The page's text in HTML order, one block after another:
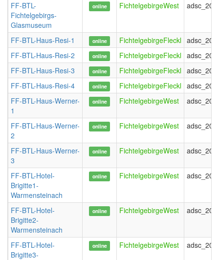
FF-BTL-
Fichtelgebirgs-
Glasmuseum
online FichtelgebirgeWest
FF-BTL-Haus-Resi-1 online FichtelgebirgeFleckl
FF-BTL-Haus-Resi-2
online FichtelgebirgeFleckl
FF-BTL-Haus-Resi-3
online FichtelgebirgeFleckl
FF-BTL-Haus-Resi-4
online FichtelgebirgeFleckl
FF-BTL-Haus-Werner-
1
online FichtelgebirgeWest
FF-BTL-Haus-Werner-
2
online FichtelgebirgeWest
FF-BTL-Haus-Werner-
3
online FichtelgebirgeWest
FF-BTL-Hotel-
Brigitte1-
Warmensteinach
online FichtelgebirgeWest
FF-BTL-Hotel-
Brigitte2-
Warmensteinach
online FichtelgebirgeWest
FF-BTL-Hotel-
Brigitte3-
online FichtelgebirgeWest